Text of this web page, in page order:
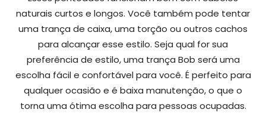
naturais curtos e longos. Você também pode tentar
uma trança de caixa, uma torção ou outros cachos
para alcançar esse estilo. Seja qual for sua
preferência de estilo, uma trança Bob será uma
escolha fácil e confortável para você. É perfeito para
qualquer ocasião e é baixa manutenção, o que o
torna uma ótima escolha para pessoas ocupadas.